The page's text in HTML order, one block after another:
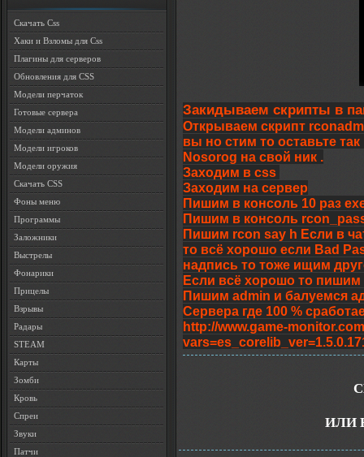
Скачать Css
Хаки и Взломы для Css
Плагины для серверов
Обновления для CSS
Модели перчаток
Готовые сервера
Модели админов
Модели игроков
Модели оружия
Скачать CSS
Фоны меню
Программы
Заложники
Выстрелы
Фонарики
Прицелы
Взрывы
Радары
STEAM
Карты
Зомби
Кровь
Спреи
Звуки
Патчи
Закидываем скрипты в
Открываем скрипт
вы но стим то оставьте
Nosorog на свой ник .
Заходим в css
Заходим на сервер
Пишим в консоль 10 раз
Пишим в консоль
Пишим rcon say h Если в
то всё хорошо если Bad
надпись то тоже ищим
Если всё хорошо то
Пишим admin и балуемся
Сервера где 100 %
http://www.game-
ИЛИ